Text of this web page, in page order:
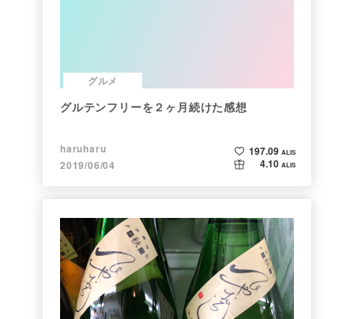
グルメ
グルテンフリーを２ヶ月続けた感想
haruharu
2019/06/04
197.09 ALIS
4.10 ALIS